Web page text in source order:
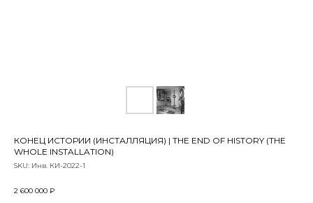
КОНЕЦ ИСТОРИИ (ИНСТАЛЛЯЦИЯ) | THE END OF HISTORY (THE
WHOLE INSTALLATION)
SKU: Инв. КИ-2022-1
2 600 000 ₽